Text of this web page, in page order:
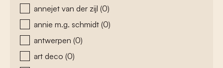
annejet van der zijl (0)
annie m.g. schmidt (0)
antwerpen (0)
art deco (0)